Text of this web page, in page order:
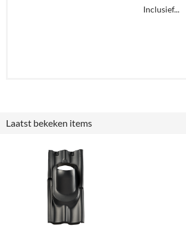
Inclusief...
Laatst bekeken items